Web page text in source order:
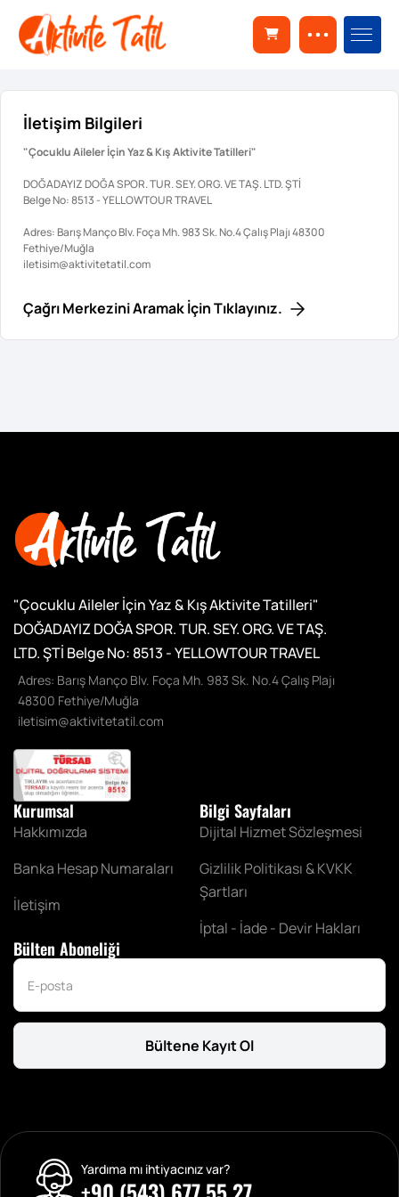
İletişim Bilgileri
"Çocuklu Aileler İçin Yaz & Kış Aktivite Tatilleri"
DOĞADAYIZ DOĞA SPOR. TUR. SEY. ORG. VE TAŞ. LTD. ŞTİ
Belge No: 8513 - YELLOWTOUR TRAVEL
Adres: Barış Manço Blv. Foça Mh. 983 Sk. No.4 Çalış Plajı 48300
Fethiye/Muğla
iletisim@aktivitetatil.com
Çağrı Merkezini Aramak İçin Tıklayınız.
"Çocuklu Aileler İçin Yaz & Kış Aktivite Tatilleri"
DOĞADAYIZ DOĞA SPOR. TUR. SEY. ORG. VE TAŞ.
LTD. ŞTİ Belge No: 8513 - YELLOWTOUR TRAVEL
Adres: Barış Manço Blv. Foça Mh. 983 Sk. No.4 Çalış Plajı
48300 Fethiye/Muğla
iletisim@aktivitetatil.com
Kurumsal
Hakkımızda
Banka Hesap Numaraları
İletişim
Bilgi Sayfaları
Dijital Hizmet Sözleşmesi
Gizlilik Politikası & KVKK
Şartları
İptal - İade - Devir Hakları
Bülten Aboneliği
Bültene Kayıt Ol
Yardıma mı ihtiyacınız var?